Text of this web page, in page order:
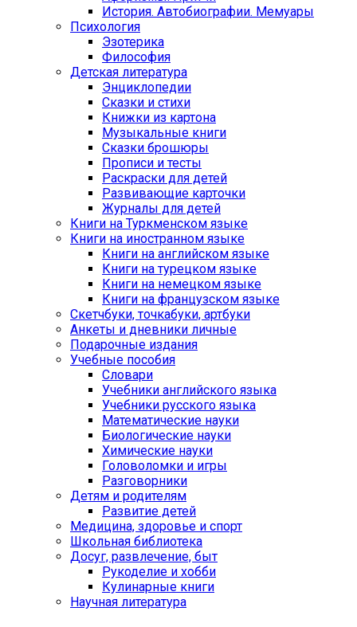
История. Автобиографии. Мемуары
Психология
Эзотерика
Философия
Детская литература
Энциклопедии
Сказки и стихи
Книжки из картона
Музыкальные книги
Сказки брошюры
Прописи и тесты
Раскраски для детей
Развивающие карточки
Журналы для детей
Книги на Туркменском языке
Книги на иностранном языке
Книги на английском языке
Книги на турецком языке
Книги на немецком языке
Книги на французском языке
Cкетчбуки, точкабуки, артбуки
Анкеты и дневники личные
Подарочные издания
Учебные пособия
Словари
Учебники английского языка
Учебники русского языка
Математические науки
Биологические науки
Химические науки
Головоломки и игры
Разговорники
Детям и родителям
Развитие детей
Медицина, здоровье и спорт
Школьная библиотека
Досуг, развлечение, быт
Рукоделие и хобби
Кулинарные книги
Научная литература